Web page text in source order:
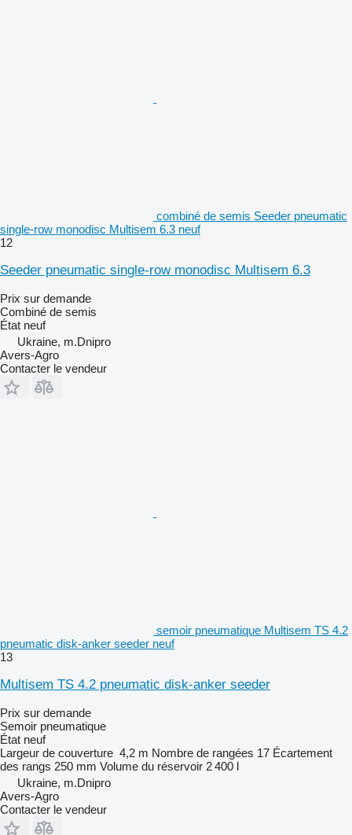
combiné de semis Seeder pneumatic
single-row monodisc Multisem 6.3 neuf
12
Seeder pneumatic single-row monodisc Multisem 6.3
Prix sur demande
Combiné de semis
État neuf
Ukraine, m.Dnipro
Avers-Agro
Contacter le vendeur
semoir pneumatique Multisem TS 4.2
pneumatic disk-anker seeder neuf
13
Multisem TS 4.2 pneumatic disk-anker seeder
Prix sur demande
Semoir pneumatique
État neuf
Largeur de couverture 4,2 m Nombre de rangées 17 Écartement
des rangs 250 mm Volume du réservoir 2 400 l
Ukraine, m.Dnipro
Avers-Agro
Contacter le vendeur